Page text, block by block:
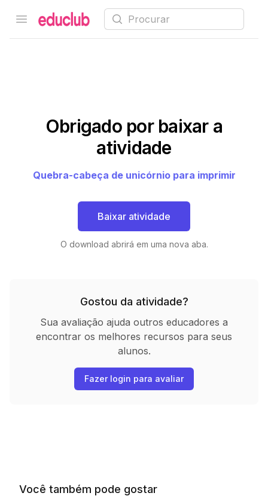
Open menu
Educlub Procurar
Obrigado por baixar a
atividade
Quebra-cabeça de unicórnio para imprimir
Baixar atividade
O download abrirá em uma nova aba.
Gostou da atividade?
Sua avaliação ajuda outros educadores a
encontrar os melhores recursos para seus
alunos.
Fazer login para avaliar
Você também pode gostar